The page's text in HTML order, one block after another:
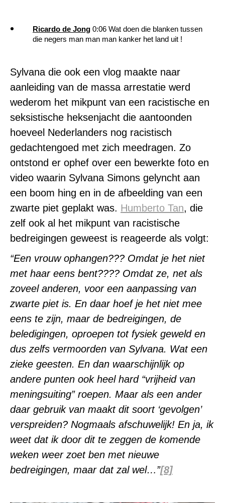
Ricardo de Jong 0:06 Wat doen die blanken tussen
die negers man man man kanker het land uit !
Sylvana die ook een vlog maakte naar
aanleiding van de massa arrestatie werd
wederom het mikpunt van een racistische en
seksistische heksenjacht die aantoonden
hoeveel Nederlanders nog racistisch
gedachtengoed met zich meedragen. Zo
ontstond er ophef over een bewerkte foto en
video waarin Sylvana Simons gelyncht aan
een boom hing en in de afbeelding van een
zwarte piet geplakt was. Humberto Tan, die
zelf ook al het mikpunt van racistische
bedreigingen geweest is reageerde als volgt:
“Een vrouw ophangen??? Omdat je het niet
met haar eens bent???? Omdat ze, net als
zoveel anderen, voor een aanpassing van
zwarte piet is. En daar hoef je het niet mee
eens te zijn, maar de bedreigingen, de
beledigingen, oproepen tot fysiek geweld en
dus zelfs vermoorden van Sylvana. Wat een
zieke geesten. En dan waarschijnlijk op
andere punten ook heel hard “vrijheid van
meningsuiting” roepen. Maar als een ander
daar gebruik van maakt dit soort ‘gevolgen’
verspreiden? Nogmaals afschuwelijk! En ja, ik
weet dat ik door dit te zeggen de komende
weken weer zoet ben met nieuwe
bedreigingen, maar dat zal wel…”[8]